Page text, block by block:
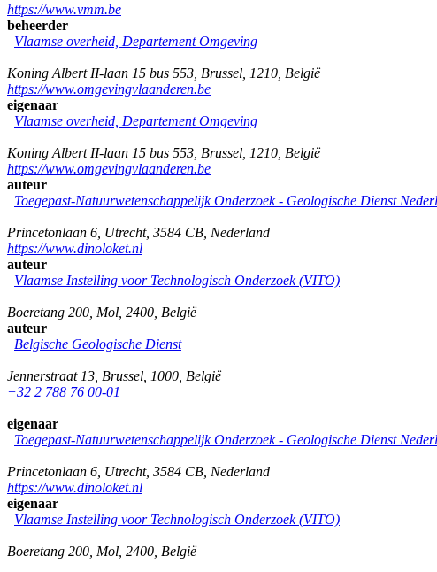
https://www.vmm.be
beheerder
Vlaamse overheid, Departement Omgeving
Koning Albert II-laan 15 bus 553 Brussel 1210 België
https://www.omgevingvlaanderen.be
eigenaar
Vlaamse overheid, Departement Omgeving
Koning Albert II-laan 15 bus 553 Brussel 1210 België
https://www.omgevingvlaanderen.be
auteur
Toegepast-Natuurwetenschappelijk Onderzoek - Geologische Dienst
Princetonlaan 6 Utrecht, 3584 CB Nederland
https://www.dinoloket.nl
auteur
Vlaamse Instelling voor Technologisch Onderzoek (VITO)
Boeretang 200 Mol 2400 België
auteur
Belgische Geologische Dienst
Jennerstraat 13 Brussel 1000 België
+32 2 788 76 00-01
eigenaar
Toegepast-Natuurwetenschappelijk Onderzoek - Geologische Dienst
Princetonlaan 6 Utrecht, 3584 CB Nederland
https://www.dinoloket.nl
eigenaar
Vlaamse Instelling voor Technologisch Onderzoek (VITO)
Boeretang 200 Mol 2400 België